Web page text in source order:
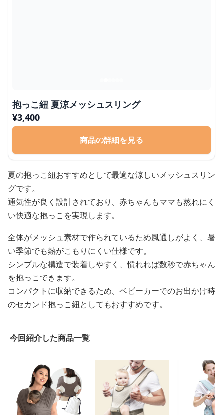
抱っこ紐 夏涼メッシュスリング
¥3,400
商品の詳細を見る
夏の抱っこ紐おすすめとして最適な涼しいメッシュスリン
グです。
通気性が良く設計されており、赤ちゃんもママも蒸れにく
い快適な抱っこを実現します。
全体がメッシュ素材で作られているため風通しがよく、暑
い季節でも熱がこもりにくい仕様です。
シンプルな構造で装着しやすく、慣れれば数秒で赤ちゃん
を抱っこできます。
コンパクトに収納できるため、ベビーカーでのお出かけ時
のセカンド抱っこ紐としてもおすすめです。
今回紹介した商品一覧